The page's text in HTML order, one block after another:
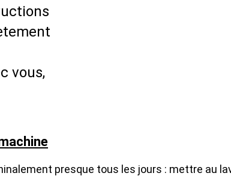
vous,
presque tous les jours : mettre au